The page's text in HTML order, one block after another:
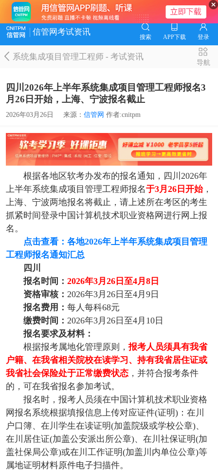
信管网考试资讯
搜索 APP下载 登录
系统集成项目管理工程师-考试资讯
导航
四川2026年上半年系统集成项目管理工程师报名3
月26日开始，上海、宁波报名截止
2026年03月26日 来源： 信管网 作者:cnitpm
根据各地区软考办发布的报名通知，四川2026年
上半年系统集成项目管理工程师报名于3月26日开始，
上海、宁波两地报名将截止，请上述所在考区的考生
抓紧时间登录中国计算机技术职业资格网进行网上报
名。
点击查看：各地2026年上半年系统集成项目管理
工程师报名通知汇总
四川
报名时间： 2026年3月26日至4月8日
资格审核： 2026年3月26日至4月9日
报名费用： 每人每科68元
缴费时间： 2026年3月26日至4月10日
报名要求及材料：
根据报考属地化管理原则，报考人员须具有我省
户籍、在我省相关院校在读学习、持有我省居住证或
我省社会保险处于正常缴费状态，并符合报考条件
的，可在我省报名参加考试。
报名时，报考人员须在中国计算机技术职业资格
网报名系统根据填报信息上传对应证件(证明)：在川
户口簿、在川学生在读证明(加盖院级或学校公章)、
在川居住证(加盖公安派出所公章)、在川社保证明(加
盖社保局公章)或在川工作证明(加盖川内单位公章)等
属地证明材料原件电子扫描件。